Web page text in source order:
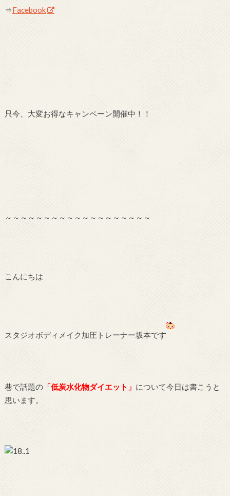
⇒Facebook
只今、大変お得なキャンペーン開催中！！
～～～～～～～～～～～～～～～～～～～
こんにちは
スタジオボディメイク加圧トレーナー坂本です
巷で話題の「低炭水化物ダイエット」 について今日は書こうと
思います。